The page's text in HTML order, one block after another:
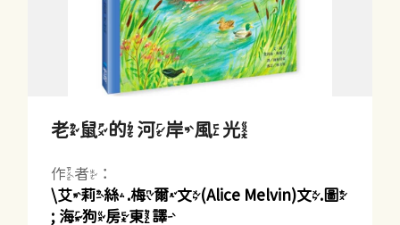
老鼠的河岸風光
作者：
\艾莉絲.梅爾文(Alice Melvin)文.圖
; 海狗房東譯